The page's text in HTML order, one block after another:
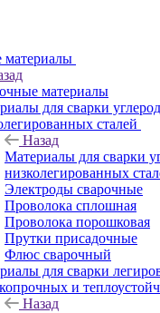
материалы
материалы
для сварки
сталей
Назад
Материалы для сварки
низколегированных
Электроды сварочные
Проволока сплошная
Проволока порошковая
Прутки присадочные
Флюс сварочный
для сварки
и
Назад